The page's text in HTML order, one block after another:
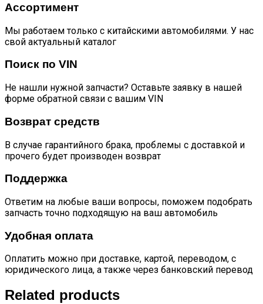
Ассортимент
Мы работаем только с китайскими автомобилями. У нас
свой актуальный каталог
Поиск по VIN
Не нашли нужной запчасти? Оставьте заявку в нашей
форме обратной связи с вашим VIN
Возврат средств
В случае гарантийного брака, проблемы с доставкой и
прочего будет производен возврат
Поддержка
Ответим на любые ваши вопросы, поможем подобрать
запчасть точно подходящую на ваш автомобиль
Удобная оплата
Оплатить можно при доставке, картой, переводом, с
юридического лица, а также через банковский перевод
Related products